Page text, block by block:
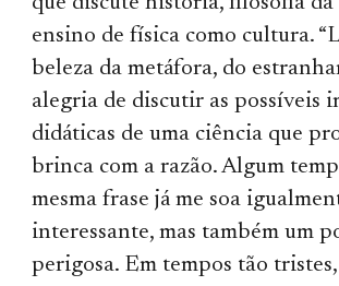
ensino de física como cultura.
beleza da metáfora, do
alegria de discutir as possíveis
didáticas de uma ciência que
brinca com a razão. Algum
mesma frase já me soa
interessante, mas também um
perigosa. Em tempos tão tristes,